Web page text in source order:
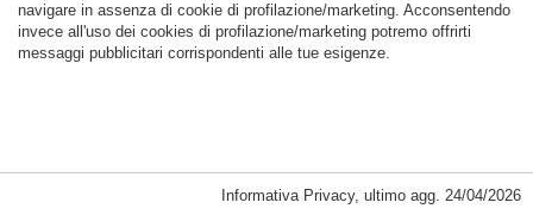
navigare in assenza di cookie di profilazione/marketing. Acconsentendo
invece all'uso dei cookies di profilazione/marketing potremo offrirti
messaggi pubblicitari corrispondenti alle tue esigenze.
Cookie Necessari, Tecnici di SessioneInformativa Privacy, ultimo agg. 24/04/2026